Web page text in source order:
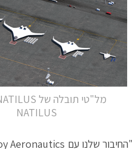
NATILUS